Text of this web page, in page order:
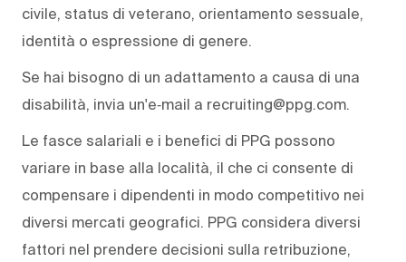
civile, status di veterano, orientamento sessuale,
identità o espressione di genere.
Se hai bisogno di un adattamento a causa di una
disabilità, invia un'e‑mail a recruiting@ppg.com.
Le fasce salariali e i benefici di PPG possono
variare in base alla località, il che ci consente di
compensare i dipendenti in modo competitivo nei
diversi mercati geografici. PPG considera diversi
fattori nel prendere decisioni sulla retribuzione,